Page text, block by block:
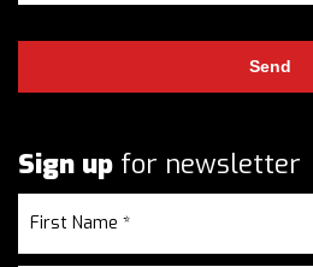
Sign up for newsletter